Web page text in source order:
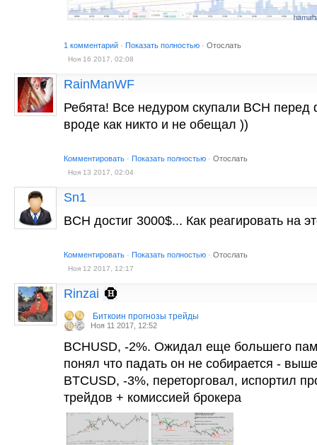
1 комментарий · Показать полностью · Отослать
Ноя 16 2017, 02:08
RainManWF
Ребята! Все недуром скупали BCH
вроде как никто и не обещал ))
Комментировать · Показать полностью · Отослать
Ноя 13 2017, 02:04
Sn1
BCH достиг 3000$... Как реагировать на
Комментировать · Показать полностью · Отослать
Ноя 12 2017, 12:17
Rinzai
Биткоин прогнозы трейды
Ноя 11 2017, 12:52
BCHUSD, -2%. Ожидал еще большего
понял что падать он не собирается -
BTCUSD, -3%, переторговал, испортил
трейдов + комиссией брокера